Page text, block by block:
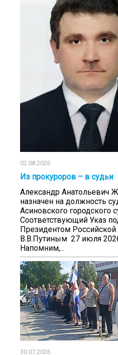
02.08.2026
Из прокуроров – в судьи
Александр Анатольевич
назначен на должность
Асиновского городского
Соответствующий Указ
Президентом
В.В.Путиным 27 июля
Напомним,...
30.07.2026